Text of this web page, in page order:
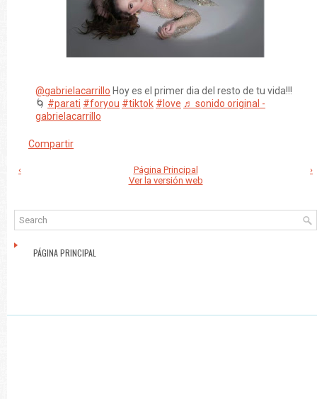
@gabrielacarrillo Hoy es el primer dia del resto de tu vida!!!
🌀 #parati #foryou #tiktok #love ♬ sonido original -
gabrielacarrillo
Compartir
‹ ›
Página Principal
Ver la versión web
PÁGINA PRINCIPAL